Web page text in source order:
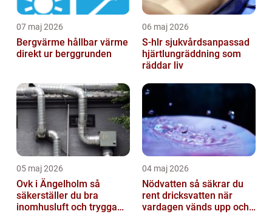
07 maj 2026
Bergvärme hållbar värme
direkt ur berggrunden
06 maj 2026
S-hlr sjukvårdsanpassad
hjärtlungräddning som
räddar liv
05 maj 2026
Ovk i Ängelholm så
säkerställer du bra
inomhusluft och trygga
04 maj 2026
Nödvatten så säkrar du
rent dricksvatten när
vardagen vänds upp och